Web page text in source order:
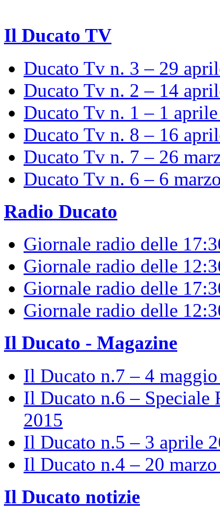
Il Ducato TV
Ducato Tv n. 3 – 29
Ducato Tv n. 2 – 14
Ducato Tv n. 1 – 1
Ducato Tv n. 8 – 16
Ducato Tv n. 7 – 26
Ducato Tv n. 6 – 6
Radio Ducato
Giornale radio delle
Giornale radio delle
Giornale radio delle
Giornale radio delle
Il Ducato - Magazine
Il Ducato n.7 – 4
Il Ducato n.6 – Speciale
2015
Il Ducato n.5 – 3 aprile
Il Ducato n.4 – 20
Il Ducato notizie